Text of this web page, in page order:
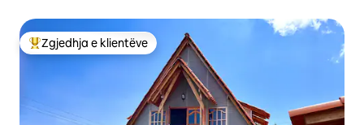
Më të mirat e zgjedhjeve të klientëve
Zgjedhja e klientëve